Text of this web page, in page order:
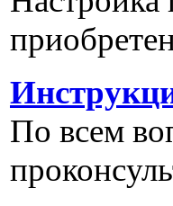
По всем